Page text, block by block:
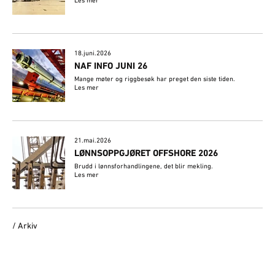
18.juni.2026
NAF INFO JUNI 26
Mange møter og riggbesøk har preget den siste tiden.
Les mer
21.mai.2026
LØNNSOPPGJØRET OFFSHORE 2026
Brudd i lønnsforhandlingene, det blir mekling.
Les mer
/ Arkiv